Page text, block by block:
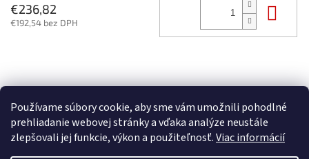
Používame súbory cookie, aby sme vám umožnili pohodlné
prehliadanie webovej stránky a vďaka analýze neustále
zlepšovali jej funkcie, výkon a použiteľnosť.Viac informácií
€236,82
€192,54 bez DPH
á